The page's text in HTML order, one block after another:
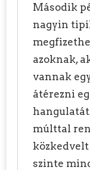
Második
nagyin
azoknak,
vannak
átérezni
múlttal
szinte